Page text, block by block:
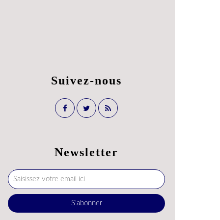
Newsletter
Suivez-nous